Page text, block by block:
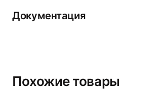
Документация
Похожие товары